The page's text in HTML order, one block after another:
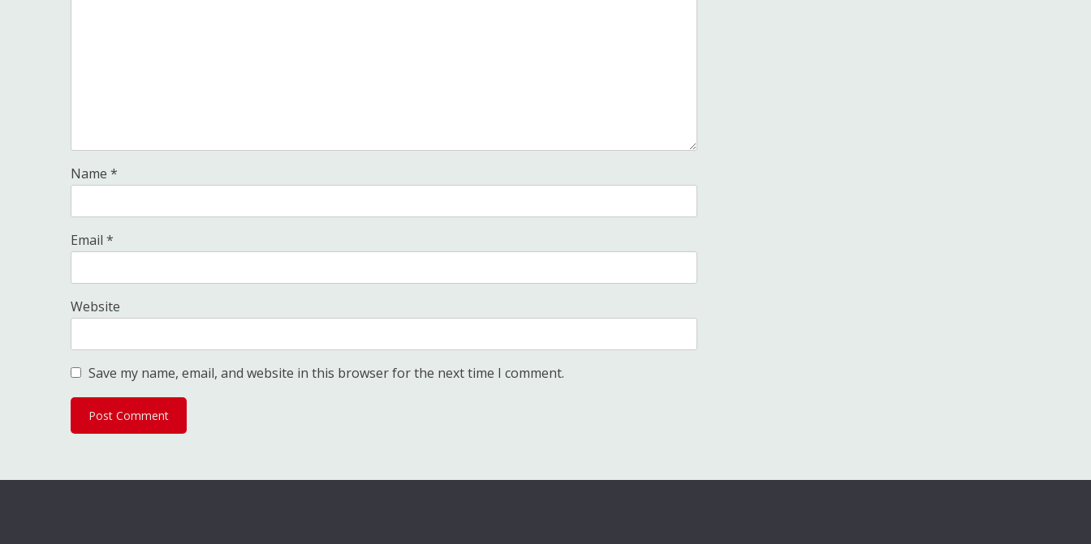
Name *
Email *
Website
Save my name, email, and website in this browser for the next time I comment.